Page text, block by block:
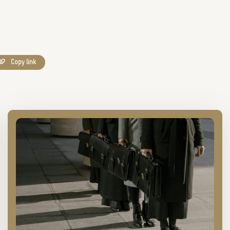
Copy link
Lees
schooljaar-
gevoel